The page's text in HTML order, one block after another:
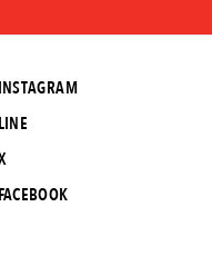
INSTAGRAM
LINE
FACEBOOK